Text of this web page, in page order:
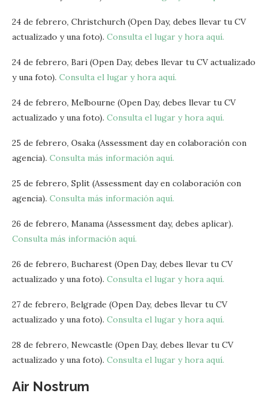
24 de febrero, Christchurch (Open Day, debes llevar tu CV
actualizado y una foto). Consulta el lugar y hora aquí.
24 de febrero, Bari (Open Day, debes llevar tu CV actualizado
y una foto). Consulta el lugar y hora aquí.
24 de febrero, Melbourne (Open Day, debes llevar tu CV
actualizado y una foto). Consulta el lugar y hora aquí.
25 de febrero, Osaka (Assessment day en colaboración con
agencia). Consulta más información aquí.
25 de febrero, Split (Assessment day en colaboración con
agencia). Consulta más información aquí.
26 de febrero, Manama (Assessment day, debes aplicar).
Consulta más información aquí.
26 de febrero, Bucharest (Open Day, debes llevar tu CV
actualizado y una foto). Consulta el lugar y hora aquí.
27 de febrero, Belgrade (Open Day, debes llevar tu CV
actualizado y una foto). Consulta el lugar y hora aquí.
28 de febrero, Newcastle (Open Day, debes llevar tu CV
actualizado y una foto). Consulta el lugar y hora aquí.
Air Nostrum